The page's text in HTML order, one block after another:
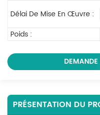
Délai De Mise En Œuvre :
Poids :
PRÉSENTATION DU